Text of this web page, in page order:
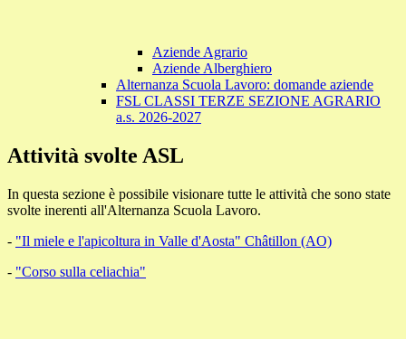
Aziende Agrario
Aziende Alberghiero
Alternanza Scuola Lavoro: domande aziende
FSL CLASSI TERZE SEZIONE AGRARIO
a.s. 2026-2027
Attività svolte ASL
In questa sezione è possibile visionare tutte le attività che sono state
svolte inerenti all'Alternanza Scuola Lavoro.
- "Il miele e l'apicoltura in Valle d'Aosta" Châtillon (AO)
- "Corso sulla celiachia"